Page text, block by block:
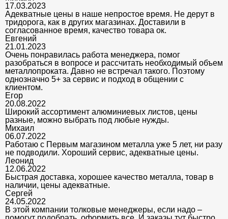
17.03.2023
Адекватные цены в наше непростое время. Не дерут в
тридорога, как в других магазинах. Доставили в
согласованное время, качество товара ок.
Евгений
21.01.2023
Очень понравилась работа менеджера, помог
разобраться в вопросе и рассчитать необходимый объем
металлопроката. Давно не встречал такого. Поэтому
однозначно 5+ за сервис и подход в общении с
клиентом.
Егор
20.08.2022
Широкий ассортимент алюминиевых листов, цены
разные, можно выбрать под любые нужды.
Михаил
06.07.2022
Работаю с Первым магазином металла уже 5 лет, ни разу
не подводили. Хороший сервис, адекватные цены.
Леонид
12.06.2022
Быстрая доставка, хорошее качество металла, товар в
наличии, цены адекватные.
Сергей
24.05.2022
В этой компании толковые менеджеры, если надо –